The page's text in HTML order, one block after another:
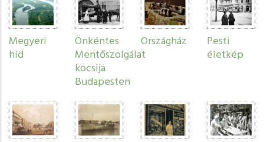
Megyeri
híd
Önkéntes
Mentőszolgálat
kocsija
Budapesten
Országház Pesti
életkép